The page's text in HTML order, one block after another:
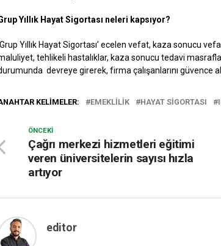
Yıllık Hayat Sigortası neleri kapsıyor?
Yıllık Hayat Sigortası’ ecelen vefat, kaza sonucu
tehlikeli hastalıklar, kaza sonucu tedavi
devreye girerek, firma çalışanlarını güvence
KELIMELER: EMEKLİLİK HAYAT SİGORTASI
ÖNCEKI
Çağrı merkezi hizmetleri eğitimi
veren üniversitelerin sayısı hızla
artıyor
editor